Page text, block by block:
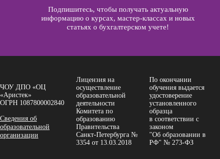
Подпишитесь, чтобы получать актуальную
информацию о курсах, мастер-классах и новых
статьях о бухгалтерском учете!
ЧОУ ДПО «ОЦ
«Аристек»
ОГРН 1087800002840
Сведения об
образовательной
организации
Лицензия на
осуществление
образовательной
деятельности
Комитета по
образованию
Правительства
Санкт-Петербурга №
3354 от 13.03.2018
По окончании
обучения выдается
удостоверение
установленного
образца
в соответствии с
законом
"Об образовании в
РФ" № 273-ФЗ